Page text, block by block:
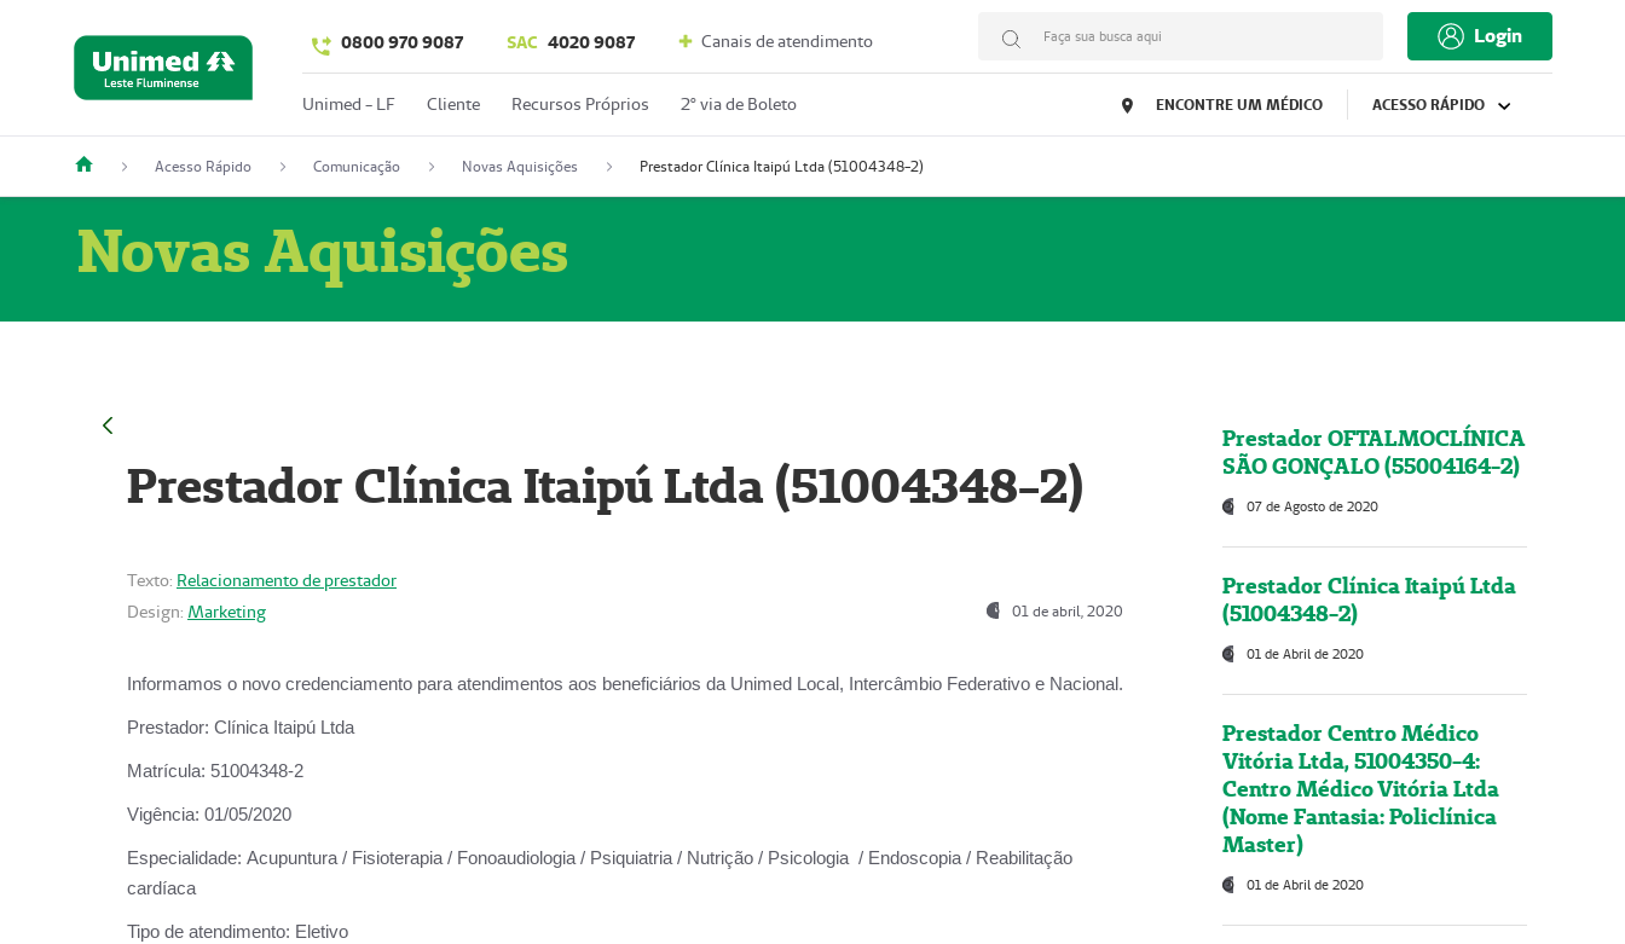
0800 970 9087 SAC 4020 9087 Canais de atendimento Faça sua busca aqui Login
Unimed - LF Cliente Recursos Próprios 2º via de Boleto ENCONTRE UM MÉDICO ACESSO RÁPIDO
Acesso Rápido Comunicação Novas Aquisições Prestador Clínica Itaipú Ltda (51004348-2)
Novas Aquisições
Prestador Clínica Itaipú Ltda (51004348-2)
Texto: Relacionamento de prestador
Design: Marketing 01 de abril, 2020
Informamos o novo credenciamento para atendimentos aos beneficiários da Unimed Local, Intercâmbio Federativo e Nacional.
Prestador: Clínica Itaipú Ltda
Matrícula: 51004348-2
Vigência: 01/05/2020
Especialidade: Acupuntura / Fisioterapia / Fonoaudiologia / Psiquiatria / Nutrição / Psicologia / Endoscopia / Reabilitação
cardíaca
Tipo de atendimento: Eletivo
Prestador OFTALMOCLÍNICA
SÃO GONÇALO (55004164-2)
07 de Agosto de 2020
Prestador Clínica Itaipú Ltda
(51004348-2)
01 de Abril de 2020
Prestador Centro Médico
Vitória Ltda, 51004350-4:
Centro Médico Vitória Ltda
(Nome Fantasia: Policlínica
Master)
01 de Abril de 2020